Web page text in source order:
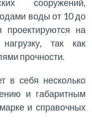
сооружений,
воды от 10 до
на
так как
прочности.
в себя несколько
и габаритным
и справочных